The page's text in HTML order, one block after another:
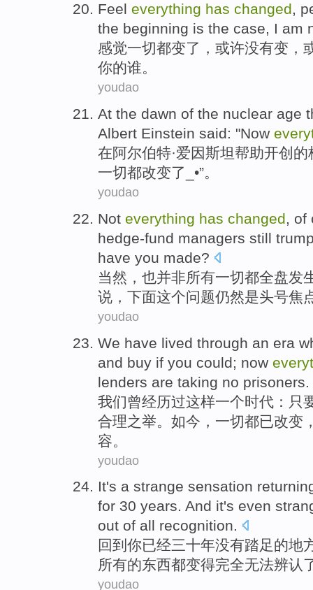
Feel everything has changed,
the beginning is the case, I am
感觉一切都变了， 或许没有变，
你的谁。
youdao
At the dawn of the nuclear age
Albert Einstein said: "Now
在阿尔伯特·爱因斯坦帮助开创 的
一切都改变了_•”。
youdao
Not everything has changed, of
hedge-fund managers still
have you made?
当然 ，也并非所有一切都全盘发
说 ，下面这个问题仍然是头号焦
youdao
We have lived through an era
and buy if you could; now
lenders are taking no prisoners
我们曾经历过这样一个时代 ： 只
合理之举。 如今 ， 一切都已改变
容。
youdao
It's a strange sensation
for 30 years. And it's even
out of all recognition.
回到 你已经三十年没有踏足的地
所有的东西都变得完全无法辨认
youdao